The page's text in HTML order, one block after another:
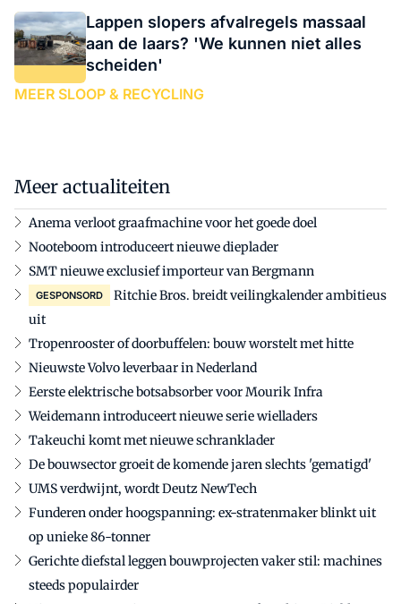
Lappen slopers afvalregels massaal
aan de laars? 'We kunnen niet alles
scheiden'
MEER SLOOP & RECYCLING
Meer actualiteiten
Anema verloot graafmachine voor het goede doel
Nooteboom introduceert nieuwe dieplader
SMT nieuwe exclusief importeur van Bergmann
GESPONSORD
Ritchie Bros. breidt veilingkalender ambitieus
uit
Tropenrooster of doorbuffelen: bouw worstelt met hitte
Nieuwste Volvo leverbaar in Nederland
Eerste elektrische botsabsorber voor Mourik Infra
Weidemann introduceert nieuwe serie wielladers
Takeuchi komt met nieuwe schranklader
De bouwsector groeit de komende jaren slechts 'gematigd'
UMS verdwijnt, wordt Deutz NewTech
Funderen onder hoogspanning: ex-stratenmaker blinkt uit
op unieke 86-tonner
Gerichte diefstal leggen bouwprojecten vaker stil: machines
steeds populairder